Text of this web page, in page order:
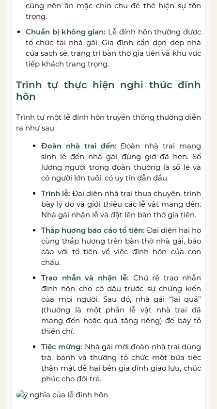
cũng nên ăn mặc chỉn chu để thể hiện sự tôn
trọng.
Chuẩn bị không gian: Lễ đính hôn thường được
tổ chức tại nhà gái. Gia đình cần dọn dẹp nhà
cửa sạch sẽ, trang trí bàn thờ gia tiên và khu vực
tiếp khách trang trọng.
Trình tự thực hiện nghi thức đính
hôn
Trình tự một lễ đính hôn truyền thống thường diễn
ra như sau:
Đoàn nhà trai đến: Đoàn nhà trai mang
sính lễ đến nhà gái đúng giờ đã hẹn. Số
lượng người trong đoàn thường là số lẻ và
có người lớn tuổi, có uy tín dẫn đầu.
Trình lễ: Đại diện nhà trai thưa chuyện, trình
bày lý do và giới thiệu các lễ vật mang đến.
Nhà gái nhận lễ và đặt lên bàn thờ gia tiên.
Thắp hương báo cáo tổ tiên: Đại diện hai họ
cùng thắp hương trên bàn thờ nhà gái, báo
cáo với tổ tiên về việc đính hôn của con
cháu.
Trao nhẫn và nhận lễ: Chú rể trao nhẫn
đính hôn cho cô dâu trước sự chứng kiến
của mọi người. Sau đó, nhà gái “lại quả”
(thường là một phần lễ vật nhà trai đã
mang đến hoặc quà tặng riêng) để bày tỏ
thiện chí.
Tiệc mừng: Nhà gái mời đoàn nhà trai dùng
trà, bánh và thường tổ chức một bữa tiệc
thân mật để hai bên gia đình giao lưu, chúc
phúc cho đôi trẻ.